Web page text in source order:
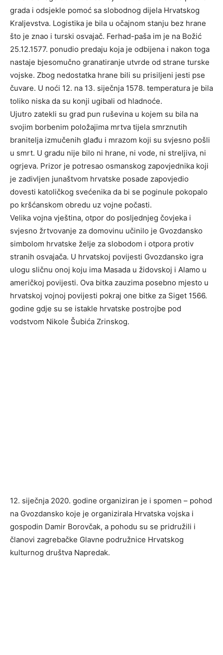
grada i odsjekle pomoć sa slobodnog dijela Hrvatskog
Kraljevstva. Logistika je bila u očajnom stanju bez hrane
što je znao i turski osvajač. Ferhad-paša im je na Božić
25.12.1577. ponudio predaju koja je odbijena i nakon toga
nastaje bjesomučno granatiranje utvrde od strane turske
vojske. Zbog nedostatka hrane bili su prisiljeni jesti pse
čuvare. U noći 12. na 13. siječnja 1578. temperatura je bila
toliko niska da su konji ugibali od hladnoće.
Ujutro zatekli su grad pun ruševina u kojem su bila na
svojim borbenim položajima mrtva tijela smrznutih
branitelja izmučenih glađu i mrazom koji su svjesno pošli
u smrt. U gradu nije bilo ni hrane, ni vode, ni streljiva, ni
ogrjeva. Prizor je potresao osmanskog zapovjednika koji
je zadivljen junaštvom hrvatske posade zapovjedio
dovesti katoličkog svećenika da bi se poginule pokopalo
po kršćanskom obredu uz vojne počasti.
Velika vojna vještina, otpor do posljednjeg čovjeka i
svjesno žrtvovanje za domovinu učinilo je Gvozdansko
simbolom hrvatske želje za slobodom i otpora protiv
stranih osvajača. U hrvatskoj povijesti Gvozdansko igra
ulogu sličnu onoj koju ima Masada u židovskoj i Alamo u
američkoj povijesti. Ova bitka zauzima posebno mjesto u
hrvatskoj vojnoj povijesti pokraj one bitke za Siget 1566.
godine gdje su se istakle hrvatske postrojbe pod
vodstvom Nikole Šubića Zrinskog.
12. siječnja 2020. godine organiziran je i spomen – pohod
na Gvozdansko koje je organizirala Hrvatska vojska i
gospodin Damir Borovčak, a pohodu su se pridružili i
članovi zagrebačke Glavne podružnice Hrvatskog
kulturnog društva Napredak.